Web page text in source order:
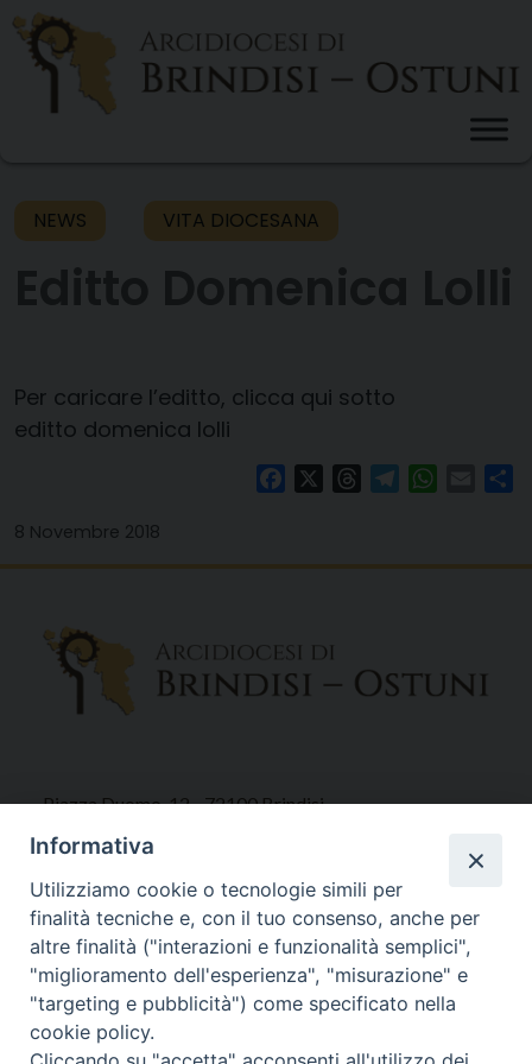
Skip
content
NEWS VITA DIOCESANA
Per caricare l’editto, clicca qui sotto
editto domenica lolli
FacebookThreadsTelegram Email
8 Novembre 2018
Piazza Duomo, 12 - 72100 Brindisi
Tel 0831.521958
Fax 0831.528315
Orari Curia
Mar. / Mer. / Giov. ore 9 - 13
nei mesi estivi solo Martedì ore 9 - 13
Informativa
Utilizziamo cookie o tecnologie simili per
finalità tecniche e, con il tuo consenso, anche per
altre finalità ("interazioni e funzionalità semplici",
"miglioramento dell'esperienza", "misurazione" e
"targeting e pubblicità") come specificato nella
cookie policy.